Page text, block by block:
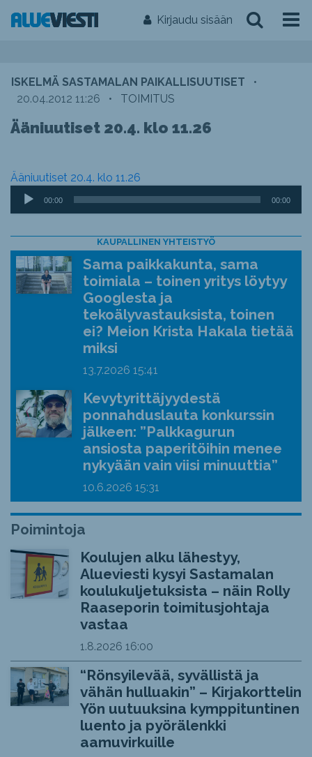
Kirjaudu sisään
ISKELMÄ SASTAMALAN PAIKALLISUUTISET
•
20.04.2012 11:26
• TOIMITUS
Ääniuutiset 20.4. klo 11.26
Ääniuutiset 20.4. klo 11.26
Äänitoistin
00:00 00:00
KAUPALLINEN YHTEISTYÖ
Sama paikkakunta, sama
toimiala – toinen yritys löytyy
Googlesta ja
tekoälyvastauksista, toinen
ei? Meion Krista Hakala tietää
miksi
13.7.2026 15:41
Kevytyrittäjyydestä
ponnahduslauta konkurssin
jälkeen: ”Palkkagurun
ansiosta paperitöihin menee
nykyään vain viisi minuuttia”
10.6.2026 15:31
Poimintoja
Koulujen alku lähestyy,
Alueviesti kysyi Sastamalan
koulukuljetuksista – näin Rolly
Raaseporin toimitusjohtaja
vastaa
1.8.2026 16:00
“Rönsyilevää, syvällistä ja
vähän hulluakin” – Kirjakorttelin
Yön uutuuksina kymppituntinen
luento ja pyörälenkki
aamuvirkuille